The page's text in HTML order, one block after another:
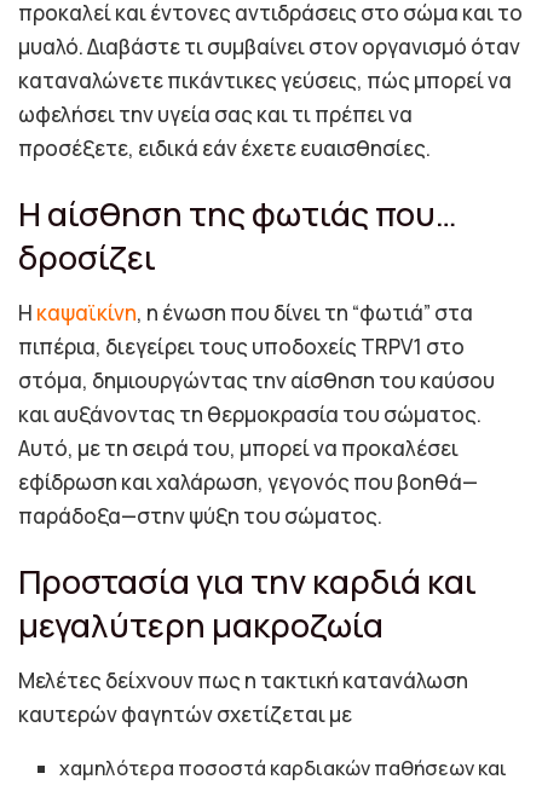
προκαλεί και έντονες αντιδράσεις στο σώμα και το
μυαλό. Διαβάστε τι συμβαίνει στον οργανισμό όταν
καταναλώνετε πικάντικες γεύσεις, πώς μπορεί να
ωφελήσει την υγεία σας και τι πρέπει να
προσέξετε, ειδικά εάν έχετε ευαισθησίες.
Η αίσθηση της φωτιάς που…
δροσίζει
Η καψαϊκίνη, η ένωση που δίνει τη “φωτιά” στα
πιπέρια, διεγείρει τους υποδοχείς TRPV1 στο
στόμα, δημιουργώντας την αίσθηση του καύσου
και αυξάνοντας τη θερμοκρασία του σώματος.
Αυτό, με τη σειρά του, μπορεί να προκαλέσει
εφίδρωση και χαλάρωση, γεγονός που βοηθά—
παράδοξα—στην ψύξη του σώματος.
Προστασία για την καρδιά και
μεγαλύτερη μακροζωία
Μελέτες δείχνουν πως η τακτική κατανάλωση
καυτερών φαγητών σχετίζεται με
χαμηλότερα ποσοστά καρδιακών παθήσεων και